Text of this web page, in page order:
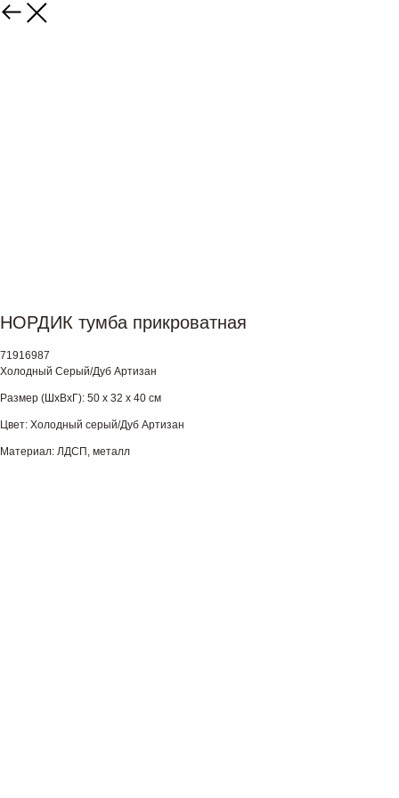
НОРДИК тумба прикроватная
71916987
Холодный Серый/Дуб Артизан
Размер (ШхВхГ): 50 х 32 х 40 см
Цвет: Холодный серый/Дуб Артизан
Материал: ЛДСП, металл